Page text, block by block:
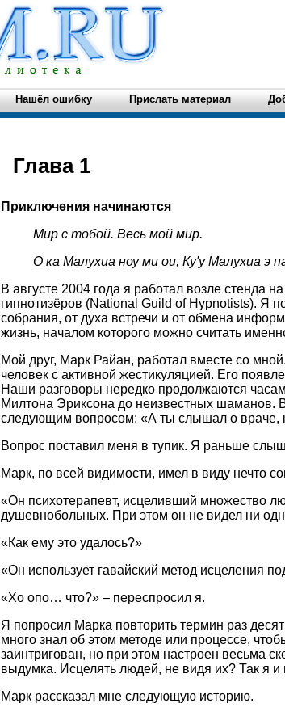
Нашёл ошибку Прислать материал
Глава 1
Приключения начинаются
Мир с тобой. Весь мой мир.
О ка Малухиа ноу ми ои, Ку'у Малухиа э
В августе 2004 года я работал возле стенда
гипнотизёров (National Guild of Hypnotists). Я
собрания, от духа встречи и от обмена
жизнь, началом которого можно считать
Мой друг, Марк Райан, работал вместе со
человек с активной жестикуляцией. Его
Наши разговоры нередко продолжаются
Милтона Эриксона до неизвестных шаманов.
следующим вопросом: «А ты слышал о враче,
Вопрос поставил меня в тупик. Я раньше
Марк, по всей видимости, имел в виду нечто
«Он психотерапевт, исцеливший множество
душевнобольных. При этом он не видел ни
«Как ему это удалось?»
«Он использует гавайский метод исцеления
«Хо опо… что?» – переспросил я.
Я попросил Марка повторить термин раз
много знал об этом методе или процессе,
заинтригован, но при этом настроен весьма
выдумка. Исцелять людей, не видя их? Так я и
Марк рассказал мне следующую историю.